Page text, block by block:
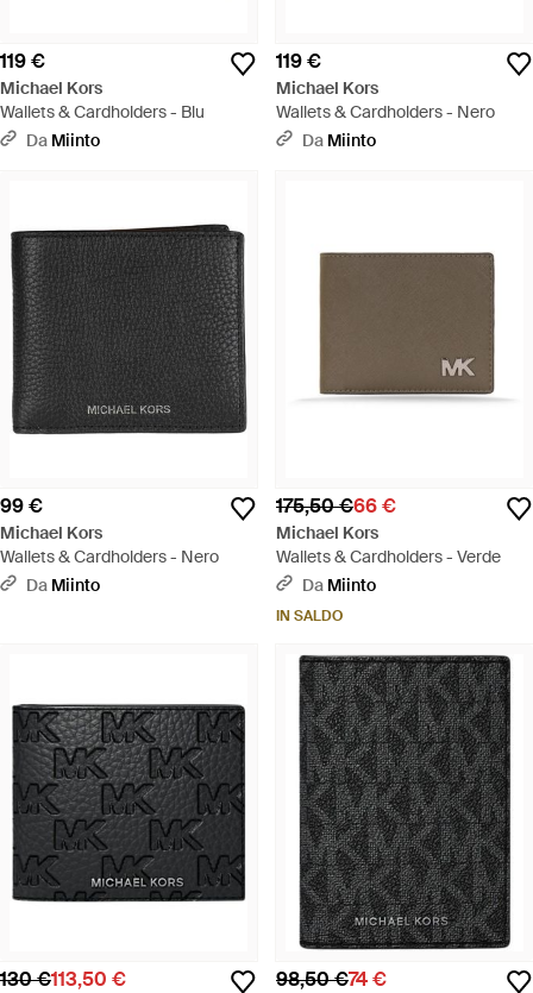
119 €
Michael Kors
Wallets & Cardholders - Blu
Da Miinto
119 €
Michael Kors
Wallets & Cardholders - Nero
Da Miinto
99 €
Michael Kors
Wallets & Cardholders - Nero
Da Miinto
175,50 €66 €
Michael Kors
Wallets & Cardholders - Verde
Da Miinto
IN SALDO
130 €113,50 € 98,50 €74 €